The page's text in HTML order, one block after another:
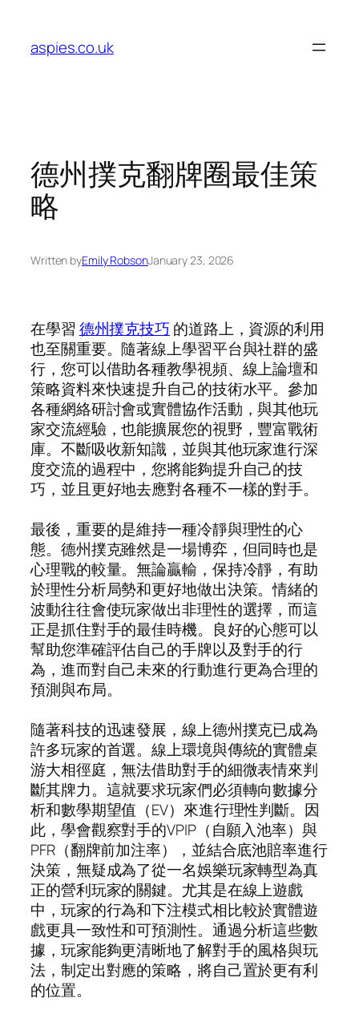
content
aspies.co.uk
德州撲克翻牌圈最佳策
略
Written byEmily RobsonJanuary 23, 2026
在學習 德州撲克技巧 的道路上，資源的利用
也至關重要。隨著線上學習平台與社群的盛
行，您可以借助各種教學視頻、線上論壇和
策略資料來快速提升自己的技術水平。參加
各種網絡研討會或實體協作活動，與其他玩
家交流經驗，也能擴展您的視野，豐富戰術
庫。不斷吸收新知識，並與其他玩家進行深
度交流的過程中，您將能夠提升自己的技
巧，並且更好地去應對各種不一樣的對手。
最後，重要的是維持一種冷靜與理性的心
態。德州撲克雖然是一場博弈，但同時也是
心理戰的較量。無論贏輸，保持冷靜，有助
於理性分析局勢和更好地做出決策。情緒的
波動往往會使玩家做出非理性的選擇，而這
正是抓住對手的最佳時機。良好的心態可以
幫助您準確評估自己的手牌以及對手的行
為，進而對自己未來的行動進行更為合理的
預測與布局。
隨著科技的迅速發展，線上德州撲克已成為
許多玩家的首選。線上環境與傳統的實體桌
游大相徑庭，無法借助對手的細微表情來判
斷其牌力。這就要求玩家們必須轉向數據分
析和數學期望值（EV）來進行理性判斷。因
此，學會觀察對手的VPIP（自願入池率）與
PFR（翻牌前加注率），並結合底池賠率進行
決策，無疑成為了從一名娛樂玩家轉型為真
正的營利玩家的關鍵。尤其是在線上遊戲
中，玩家的行為和下注模式相比較於實體遊
戲更具一致性和可預測性。通過分析這些數
據，玩家能夠更清晰地了解對手的風格與玩
法，制定出對應的策略，將自己置於更有利
的位置。